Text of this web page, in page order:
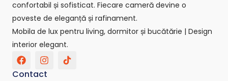
confortabil și sofisticat. Fiecare cameră devine o
poveste de eleganță și rafinament.
Mobila de lux pentru living, dormitor și bucătărie | Design
interior elegant.
F
a
c
I
n
s
T
i
Contact